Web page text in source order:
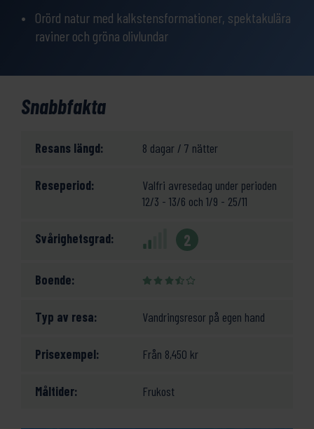
Orörd natur med kalkstensformationer, spektakulära
raviner och gröna olivlundar
Snabbfakta
Resans längd: 8 dagar / 7 nätter
Reseperiod:
Valfri avresedag under perioden
12/3 - 13/6 och 1/9 - 25/11
Svårighetsgrad: 2
Boende:
Typ av resa: Vandringsresor på egen hand
Prisexempel: Från 8,450 kr
Måltider: Frukost